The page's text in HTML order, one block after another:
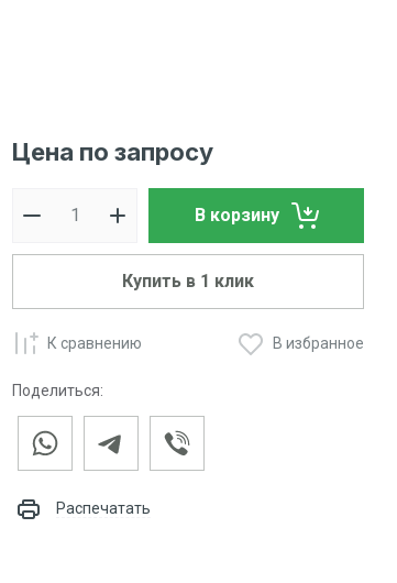
Цена по запросу
В корзину
Купить в 1 клик
К сравнению В избранное
Поделиться:
Распечатать